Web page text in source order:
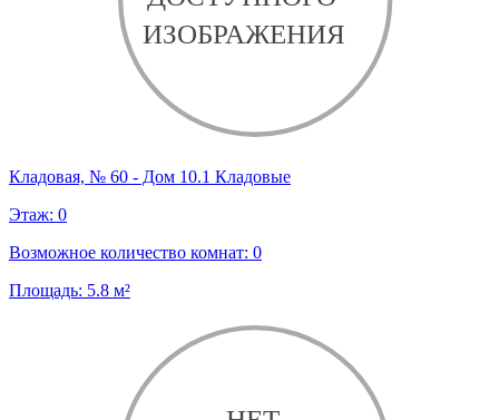
Кладовая, № 60 - Дом 10.1 Кладовые
Этаж: 0
Возможное количество комнат: 0
Площадь: 5.8 м²